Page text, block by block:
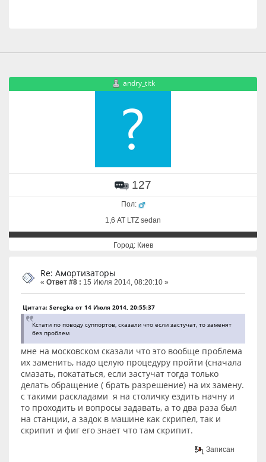
andry_titk
127
Пол:
1,6 АТ LTZ sedan
Город: Киев
Re: Амортизаторы
« Ответ #8 : 15 Июля 2014, 08:20:10 »
Цитата: Seregka от 14 Июля 2014, 20:55:37
Кстати по поводу суппортов, сказали что если застучат, то заменят
без проблем
мне на московском сказали что это вообще проблема
их заменить, надо целую процедуру пройти (сначала
смазать, покататься, если застучат тогда только
делать обращение ( брать разрешение) на их замену.
с такими раскладами я на столичку ездить начну и
то проходить и вопросы задавать, а то два раза был
на станции, а задок в машине как скрипел, так и
скрипит и фиг его знает что там скрипит.
Записан